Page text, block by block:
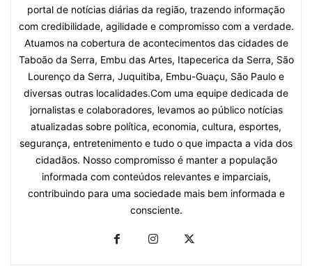
portal de notícias diárias da região, trazendo informação
com credibilidade, agilidade e compromisso com a verdade.
Atuamos na cobertura de acontecimentos das cidades de
Taboão da Serra, Embu das Artes, Itapecerica da Serra, São
Lourenço da Serra, Juquitiba, Embu-Guaçu, São Paulo e
diversas outras localidades.Com uma equipe dedicada de
jornalistas e colaboradores, levamos ao público notícias
atualizadas sobre política, economia, cultura, esportes,
segurança, entretenimento e tudo o que impacta a vida dos
cidadãos. Nosso compromisso é manter a população
informada com conteúdos relevantes e imparciais,
contribuindo para uma sociedade mais bem informada e
consciente.